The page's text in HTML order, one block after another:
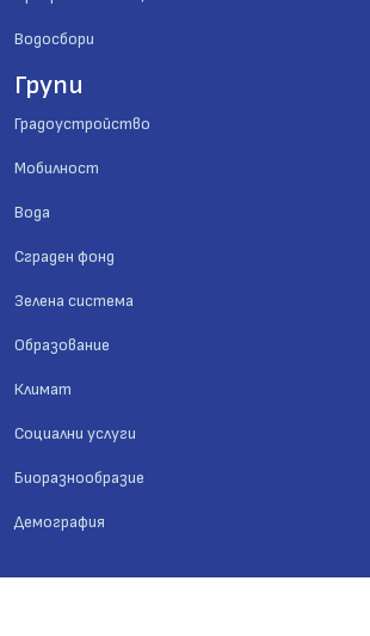
Водосбори
Групи
Градоустройство
Мобилност
Вода
Сграден фонд
Зелена система
Образование
Климат
Социални услуги
Биоразнообразие
Демография